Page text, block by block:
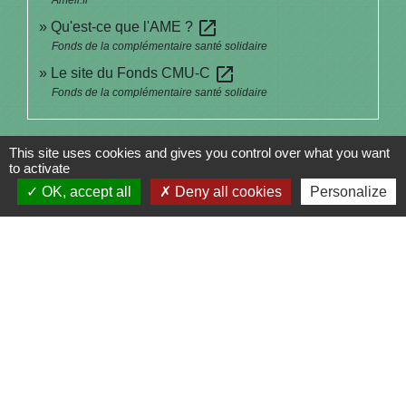
Qu'est-ce que l'AME ? open_in_new
Fonds de la complémentaire santé solidaire
Le site du Fonds CMU-C open_in_new
Fonds de la complémentaire santé solidaire
Signaler une erreur sur cette page
This site uses cookies and gives you control over what you want
to activate
OK, accept all
Deny all cookies Personalize